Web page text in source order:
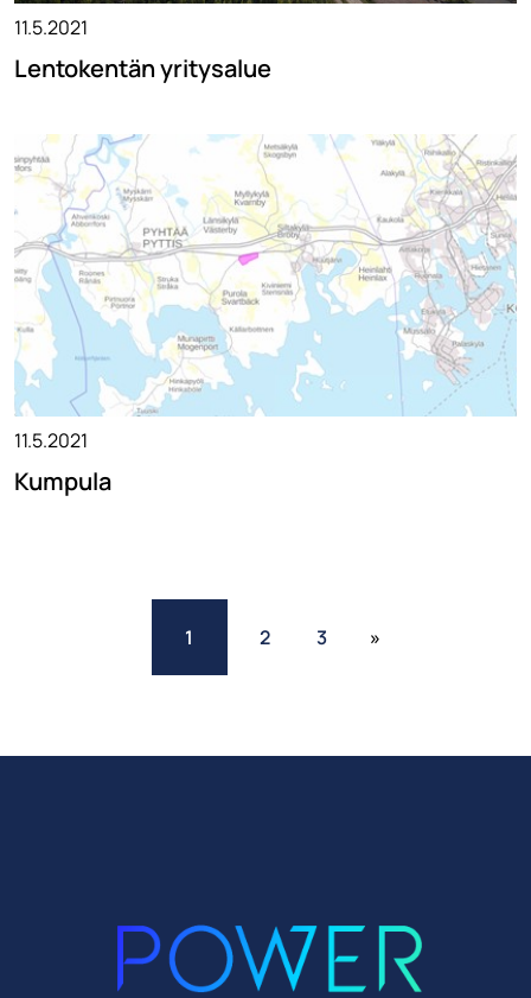
11.5.2021
Lentokentän yritysalue
11.5.2021
Kumpula
1 2 3 »